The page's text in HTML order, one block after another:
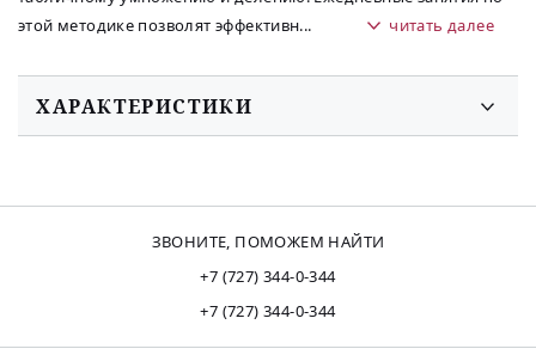
этой методике позволят эффективн... читать далее
ХАРАКТЕРИСТИКИ
ЗВОНИТЕ, ПОМОЖЕМ НАЙТИ
+7 (727) 344-0-344
+7 (727) 344-0-344